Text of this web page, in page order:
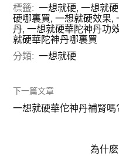
標籤: 一想就硬,一想就
硬哪裏買,一想就硬效果,
丹,一想就硬華陀神丹功
就硬華陀神丹哪裏買
分類: 一想就硬
下一篇文章
一想就硬華佗神丹補腎嗎
為什